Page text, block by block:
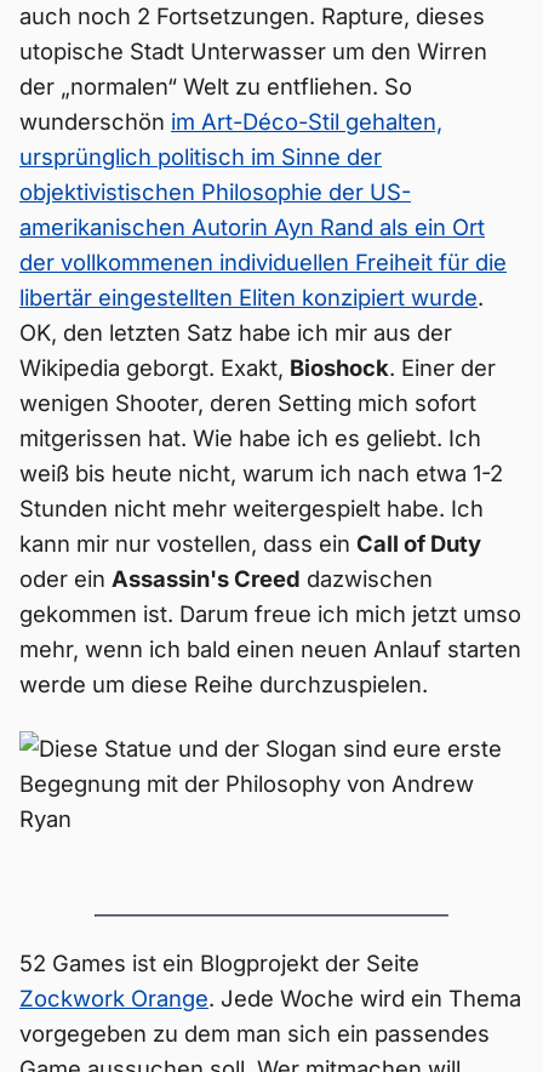
auch noch 2 Fortsetzungen. Rapture, dieses
utopische Stadt Unterwasser um den Wirren
der „normalen“ Welt zu entfliehen. So
wunderschön im Art-Déco-Stil gehalten,
ursprünglich politisch im Sinne der
objektivistischen Philosophie der US-
amerikanischen Autorin Ayn Rand als ein Ort
der vollkommenen individuellen Freiheit für die
libertär eingestellten Eliten konzipiert wurde.
OK, den letzten Satz habe ich mir aus der
Wikipedia geborgt. Exakt, Bioshock. Einer der
wenigen Shooter, deren Setting mich sofort
mitgerissen hat. Wie habe ich es geliebt. Ich
weiß bis heute nicht, warum ich nach etwa 1-2
Stunden nicht mehr weitergespielt habe. Ich
kann mir nur vostellen, dass ein Call of Duty
oder ein Assassin's Creed dazwischen
gekommen ist. Darum freue ich mich jetzt umso
mehr, wenn ich bald einen neuen Anlauf starten
werde um diese Reihe durchzuspielen.
52 Games ist ein Blogprojekt der Seite
Zockwork Orange. Jede Woche wird ein Thema
vorgegeben zu dem man sich ein passendes